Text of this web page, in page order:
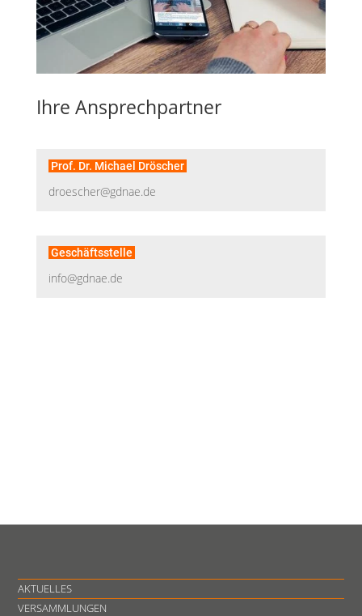
Ihre Ansprechpartner
Prof. Dr. Michael Dröscher
droescher@gdnae.de
Geschäftsstelle
info@gdnae.de
AKTUELLES
VERSAMMLUNGEN